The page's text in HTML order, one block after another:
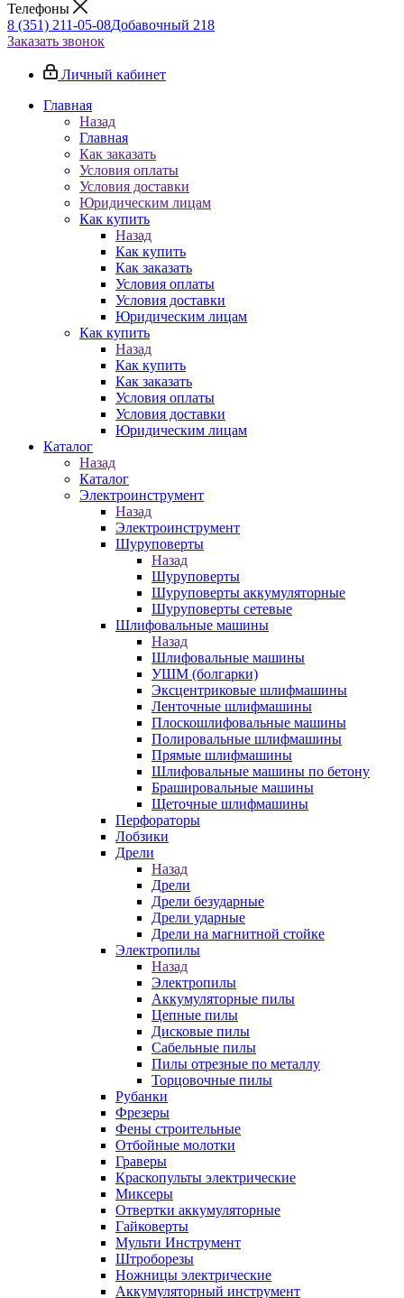
Телефоны
8 (351) 211-05-08Добавочный 218
Заказать звонок
Личный кабинет
Главная
Назад
Главная
Как заказать
Условия оплаты
Условия доставки
Юридическим лицам
Как купить
Назад
Как купить
Как заказать
Условия оплаты
Условия доставки
Юридическим лицам
Как купить
Назад
Как купить
Как заказать
Условия оплаты
Условия доставки
Юридическим лицам
Каталог
Назад
Каталог
Электроинструмент
Назад
Электроинструмент
Шуруповерты
Назад
Шуруповерты
Шуруповерты аккумуляторные
Шуруповерты сетевые
Шлифовальные машины
Назад
Шлифовальные машины
УШМ (болгарки)
Эксцентриковые шлифмашины
Ленточные шлифмашины
Плоскошлифовальные машины
Полировальные шлифмашины
Прямые шлифмашины
Шлифовальные машины по бетону
Брашировальные машины
Щеточные шлифмашины
Перфораторы
Лобзики
Дрели
Назад
Дрели
Дрели безударные
Дрели ударные
Дрели на магнитной стойке
Электропилы
Назад
Электропилы
Аккумуляторные пилы
Цепные пилы
Дисковые пилы
Сабельные пилы
Пилы отрезные по металлу
Торцовочные пилы
Рубанки
Фрезеры
Фены строительные
Отбойные молотки
Граверы
Краскопульты электрические
Миксеры
Отвертки аккумуляторные
Гайковерты
Мульти Инструмент
Штроборезы
Ножницы электрические
Аккумуляторный инструмент